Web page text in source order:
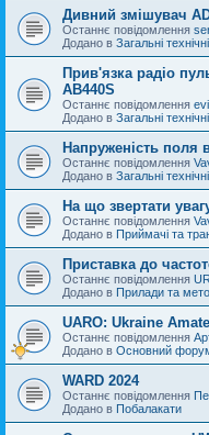
Дивний змішувач
Останнє повідомлення
Додано в Загальні
Прив'язка радіо
AB440S
Останнє повідомлення
Додано в Загальні
Напруженість поля
Останнє повідомлення
Додано в Загальні
На що звертати
Останнє повідомлення
Додано в Приймачі та
Приставка до
Останнє повідомлення
Додано в Прилади та
UARO: Ukraine
Останнє повідомлення
Додано в Основний
WARD 2024
Останнє повідомлення
Додано в Побалакати